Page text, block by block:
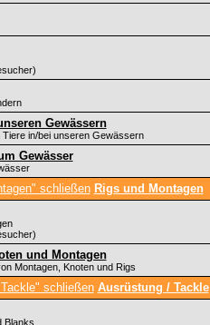
Gewässern
in/bei unseren Gewässern
Gewässer
Rigs und Montagen
und Montagen
Montagen, Knoten und Rigs
Ausrüstung / Tackle
Blanks